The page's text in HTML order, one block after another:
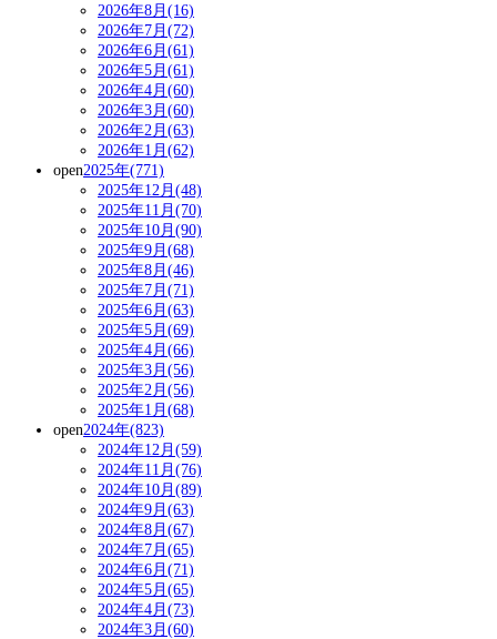
2026年8月(16)
2026年7月(72)
2026年6月(61)
2026年5月(61)
2026年4月(60)
2026年3月(60)
2026年2月(63)
2026年1月(62)
open2025年(771)
2025年12月(48)
2025年11月(70)
2025年10月(90)
2025年9月(68)
2025年8月(46)
2025年7月(71)
2025年6月(63)
2025年5月(69)
2025年4月(66)
2025年3月(56)
2025年2月(56)
2025年1月(68)
open2024年(823)
2024年12月(59)
2024年11月(76)
2024年10月(89)
2024年9月(63)
2024年8月(67)
2024年7月(65)
2024年6月(71)
2024年5月(65)
2024年4月(73)
2024年3月(60)